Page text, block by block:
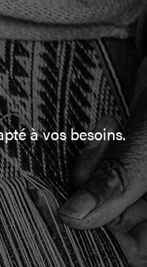
à vos besoins.